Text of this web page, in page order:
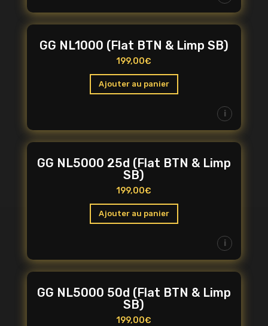
GG NL1000 (Flat BTN & Limp SB)
199,00€
Ajouter au panier
i
GG NL5000 25d (Flat BTN & Limp
SB)
199,00€
Ajouter au panier
i
GG NL5000 50d (Flat BTN & Limp
SB)
199,00€